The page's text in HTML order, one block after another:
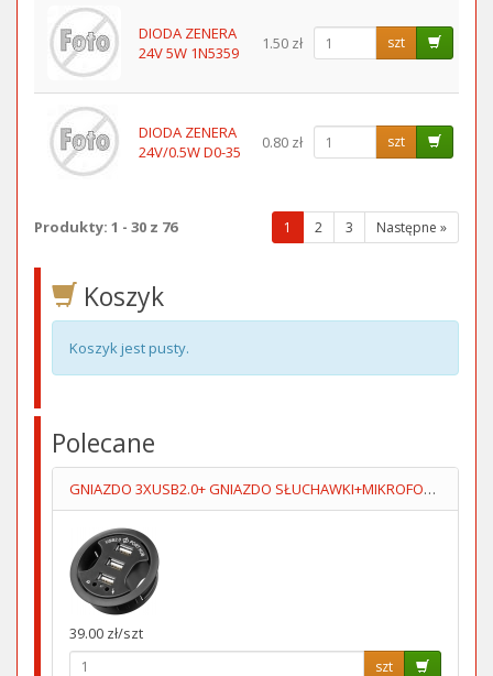
DIODA ZENERA
24V 5W 1N5359
1.50 zł szt
DIODA ZENERA
24V/0.5W D0-35
0.80 zł szt
1
(wybrana
strona)
2 3 Następne »
Produkty: 1 - 30 z 76
Koszyk
Koszyk jest pusty.
Polecane
GNIAZDO 3XUSB2.0+ GNIAZDO SŁUCHAWKI+MIKROFOPN 1.5M
39.00 zł/szt
szt